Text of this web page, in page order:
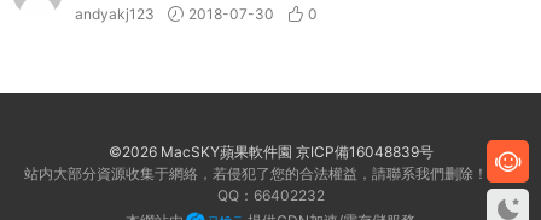
andyakj123 2018-07-30 0
©2026 MacSKY蘋果軟件園 京ICP備16048839号
站内大部分資源收集于網絡，若侵犯了您的合法權益，請聯系我們删除！客服
QQ：66402232